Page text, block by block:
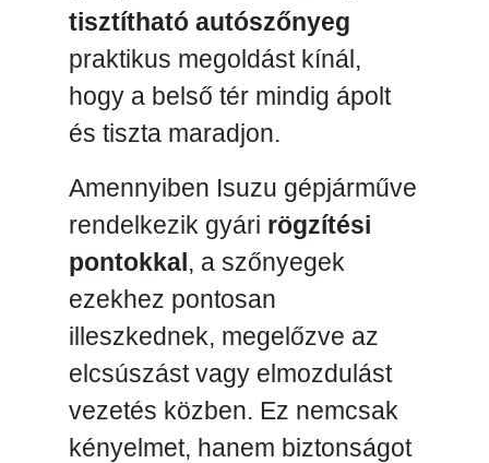
tisztítható autószőnyeg
praktikus megoldást kínál,
hogy a belső tér mindig ápolt
és tiszta maradjon.
Amennyiben Isuzu gépjárműve
rendelkezik gyári rögzítési
pontokkal, a szőnyegek
ezekhez pontosan
illeszkednek, megelőzve az
elcsúszást vagy elmozdulást
vezetés közben. Ez nemcsak
kényelmet, hanem biztonságot